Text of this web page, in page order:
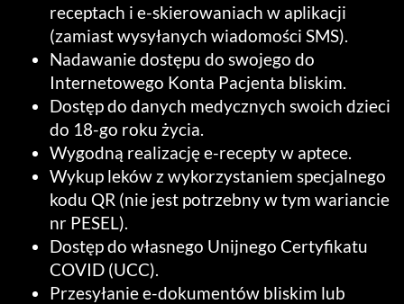
receptach i e-skierowaniach w aplikacji
(zamiast wysyłanych wiadomości SMS).
Nadawanie dostępu do swojego do
Internetowego Konta Pacjenta bliskim.
Dostęp do danych medycznych swoich dzieci
do 18-go roku życia.
Wygodną realizację e-recepty w aptece.
Wykup leków z wykorzystaniem specjalnego
kodu QR (nie jest potrzebny w tym wariancie
nr PESEL).
Dostęp do własnego Unijnego Certyfikatu
COVID (UCC).
Przesyłanie e-dokumentów bliskim lub